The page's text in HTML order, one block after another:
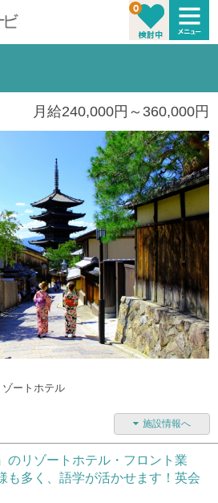
月給240,000円～360,000円
ートホテル
施設情報へ
リゾートホテル・フロント業
も多く、語学が活かせます！英会